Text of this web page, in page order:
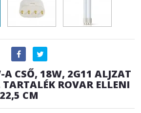
A CSŐ, 18W, 2G11 ALJZAT
TARTALÉK ROVAR ELLENI
CM